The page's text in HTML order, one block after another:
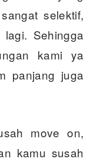
selektif,
Sehingga
kami ya
panjang juga
move on,
kamu susah